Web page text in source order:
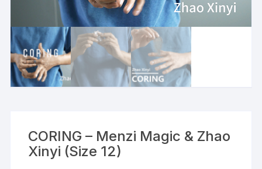
CORING – Menzi Magic & Zhao
Xinyi (Size 12)